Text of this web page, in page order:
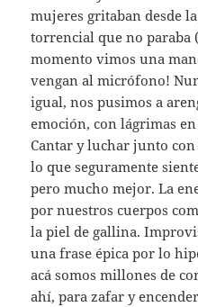
mujeres gritaban desde
torrencial que no paraba
momento vimos una
vengan al micrófono!
igual, nos pusimos a
emoción, con lágrimas
Cantar y luchar junto con
lo que seguramente
pero mucho mejor. La
por nuestros cuerpos
la piel de gallina.
una frase épica por lo
acá somos millones de
ahí, para zafar y